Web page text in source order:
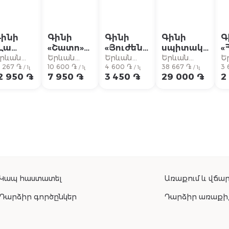
267 ֏ / 1լ
950 ֏
Գինի
«Շատո»
Լատուր
Կամբլան,
կարմիր
Երևան
Սիթի
10 600 ֏ / 1լ
7 950 ֏
Գինի
«Յուժեն
Ղուլյե»
Բողդո,
կարմիր
Երևան
Սիթի
4 600 ֏ / 1լ
3 450 ֏
Գինի
սպիտակ
«Կերվարո
դելլա
Սալա»
Երևան
Սիթի
38 667 ֏ / 1լ
29 000 ֏
3
2
հաստատել
Առաքում և
Դարձիր գործընկեր
Դարձիր